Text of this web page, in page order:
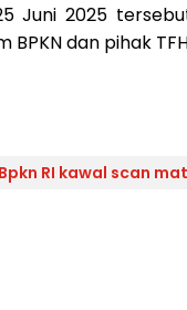
Juni 2025
dan pihak
Bpkn RI kawal scan